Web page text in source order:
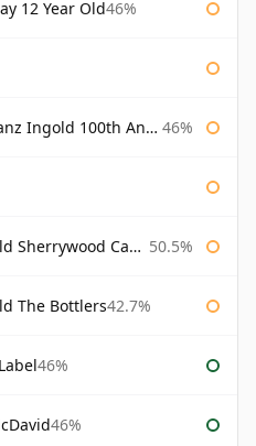
12 Year Old46%
100th Anniversary 46%
Cadenhead's 50.5%
The Bottlers42.7%
46%
46%